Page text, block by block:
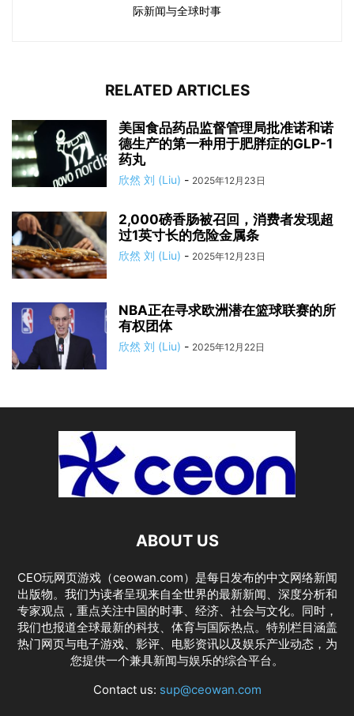
际新闻与全球时事
RELATED ARTICLES
美国食品药品监督管理局批准诺和诺
德生产的第一种用于肥胖症的GLP-1
药丸
欣然 刘 (Liu) - 2025年12月23日
2,000磅香肠被召回，消费者发现超
过1英寸长的危险金属条
欣然 刘 (Liu) - 2025年12月23日
NBA正在寻求欧洲潜在篮球联赛的所
有权团体
欣然 刘 (Liu) - 2025年12月22日
ABOUT US
CEO玩网页游戏（ceowan.com）是每日发布的中文网络新闻
出版物。我们为读者呈现来自全世界的最新新闻、深度分析和
专家观点，重点关注中国的时事、经济、社会与文化。同时，
我们也报道全球最新的科技、体育与国际热点。特别栏目涵盖
热门网页与电子游戏、影评、电影资讯以及娱乐产业动态，为
您提供一个兼具新闻与娱乐的综合平台。
Contact us: sup@ceowan.com